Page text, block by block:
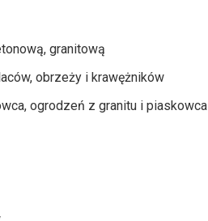
granitową
obrzeży i krawężników
ogrodzeń z granitu i piaskowca